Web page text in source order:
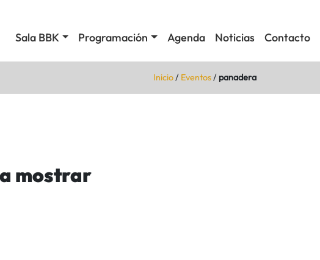
Sala BBK Programación Agenda Noticias Contacto
Inicio/ Eventos/ panadera
mostrar